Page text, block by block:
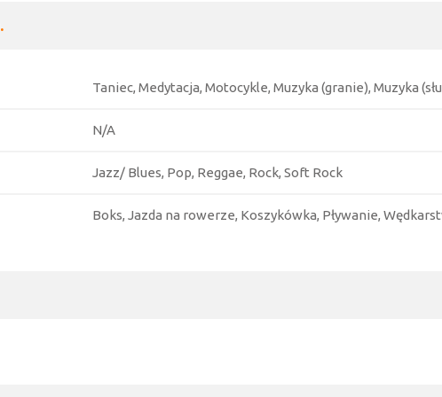
Taniec, Medytacja, Motocykle, Muzyka (granie), Muzyka
N/A
Jazz/ Blues, Pop, Reggae, Rock, Soft Rock
Boks, Jazda na rowerze, Koszykówka, Pływanie,